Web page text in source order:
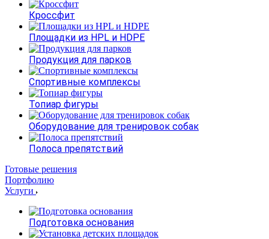
Кроссфит
Площадки из HPL и HDPE
Продукция для парков
Спортивные комплексы
Топиар фигуры
Оборудование для тренировок собак
Полоса препятствий
Готовые решения
Портфолию
Услуги
Подготовка основания